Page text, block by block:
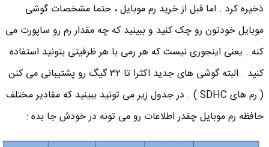
ذخیره کرد . اما قبل از خرید رم موبایل ، حتما مشخصات گوشی
موبایل خودتون رو چک کنید و ببینید که چه مقدار رم رو ساپورت می
کنه . یعنی اینجوری نیست که هر رمی با هر ظرفیتی بتونید استفاده
کنید . البته گوشی های جدید اکثرا تا ۳۲ گیگ رو پشتیبانی می کنن
( رم های SDHC ) . در جدول زیر می تونید ببینید که مقادیر مختلف
حافظه رم موبایل چقدر اطلاعات رو می تونه در خودش جا بده :